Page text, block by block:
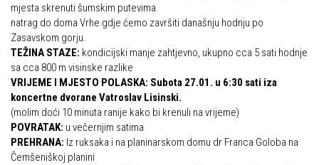
Izvješća s izleta SVP
Speleolozi
Alpinisti
Skijaši
Noćni pohod na Oštrc
Dragojlinom stazom na Okić
Dan Željezničara na Oštrcu
Putopisi
Put ekspedicionizma
Ojos del Salado
Slavko Patačko
mjesta skrenuti šumskim putevima
natrag do doma Vrhe gdje ćemo završiti današnju hodnju po
Zasavskom gorju.
TEŽINA STAZE: kondicijski manje zahtjevno, ukupno cca 5 sati hodnje
sa cca 800 m visinske razlike
VRIJEME I MJESTO POLASKA: Subota 27.01. u 6:30 sati iza
koncertne dvorane Vatroslav Lisinski.
(molim doći 10 minuta ranije kako bi krenuli na vrijeme)
POVRATAK: u večernjim satima
PREHRANA: Iz ruksaka i na planinarskom domu dr Franca Goloba na
Čemšeniškoj planini